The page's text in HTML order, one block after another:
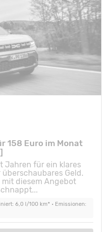
158 Euro im Monat
Jahren für ein klares
Geld.
mit diesem Angebot
6,0 l/100 km* • Emissionen: